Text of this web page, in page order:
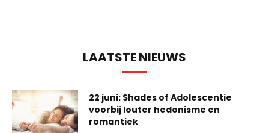
LAATSTE NIEUWS
22 juni: Shades of Adolescentie
voorbij louter hedonisme en
romantiek